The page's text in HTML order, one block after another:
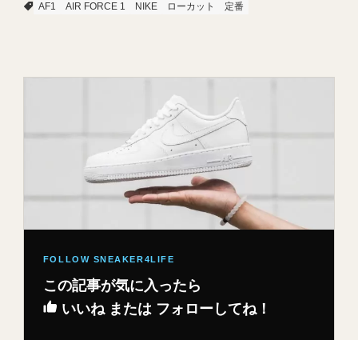
AF1
AIR FORCE 1 NIKE ローカット 定番
この記事が気に入ったら
いいね または フォローしてね！